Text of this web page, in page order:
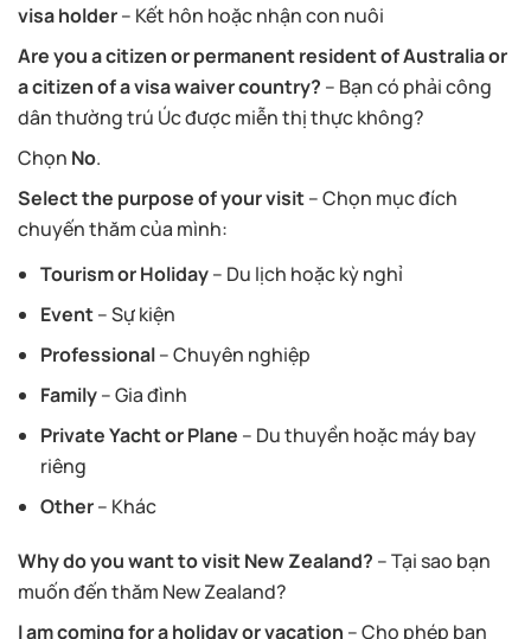
visa holder– Kết hôn hoặc nhận con nuôi
Are you a citizen or permanent resident of Australia or
a citizen of a visa waiver country? – Bạn có phải công
dân thường trú Úc được miễn thị thực không?
Chọn No.
Select the purpose of your visit– Chọn mục đích
chuyến thăm của mình:
Tourism or Holiday– Du lịch hoặc kỳ nghỉ
Event– Sự kiện
Professional– Chuyên nghiệp
Family– Gia đình
Private Yacht or Plane – Du thuyền hoặc máy bay
riêng
Other– Khác
Why do you want to visit New Zealand? – Tại sao bạn
muốn đến thăm New Zealand?
I am coming for a holiday or vacation – Cho phép bạn